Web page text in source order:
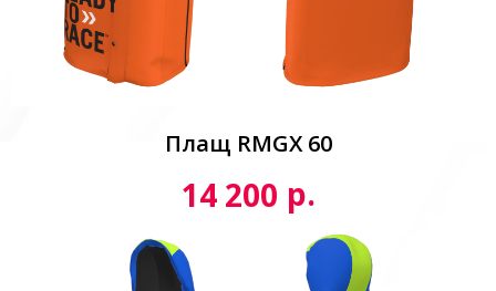
Плащ RMGX 60
14 200 р.